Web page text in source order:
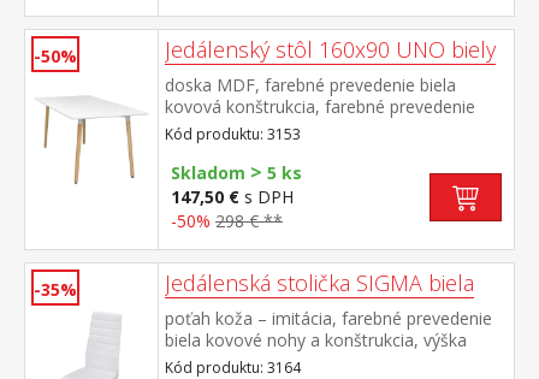
-50% Jedálenský stôl 160x90 UNO biely
doska MDF, farebné prevedenie biela
kovová konštrukcia, farebné prevedenie
biela okrúhle nohy, materiál masív buk
nastaviteľné plastové klzáky s
pochrómovanou krytkou
Kód produktu: 3153
Skladom > 5 ks
147,50 € s DPH
-50% 298 € **
-35% Jedálenská stolička SIGMA biela
poťah koža – imitácia, farebné prevedenie
biela kovové nohy a konštrukcia, výška
sedu 47 cm
Kód produktu: 3164